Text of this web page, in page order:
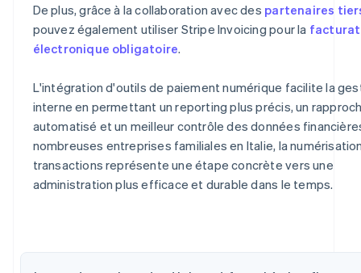
De plus, grâce à la collaboration avec des partenaires
pouvez également utiliser Stripe Invoicing pour la
électronique obligatoire.
L'intégration d'outils de paiement numérique facilite la
interne en permettant un reporting plus précis, un
automatisé et un meilleur contrôle des données
nombreuses entreprises familiales en Italie, la
transactions représente une étape concrète vers une
administration plus efficace et durable dans le temps.